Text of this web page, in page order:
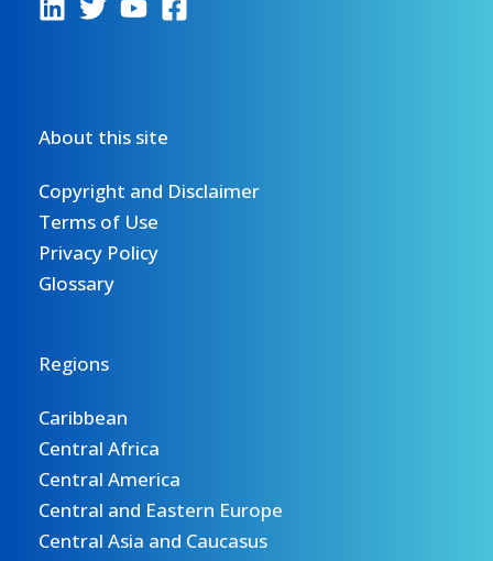
About this site
Copyright and Disclaimer
Terms of Use
Privacy Policy
Glossary
Regions
Caribbean
Central Africa
Central America
Central and Eastern Europe
Central Asia and Caucasus